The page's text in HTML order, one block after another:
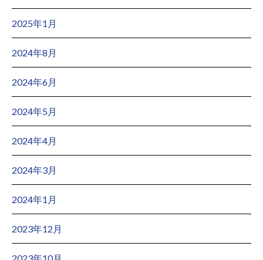
2025年1月
2024年8月
2024年6月
2024年5月
2024年4月
2024年3月
2024年1月
2023年12月